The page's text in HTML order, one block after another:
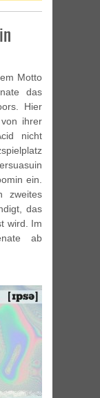
Motto
das
Hier
ihrer
nicht
ein.
zweites
das
wird. Im
ab